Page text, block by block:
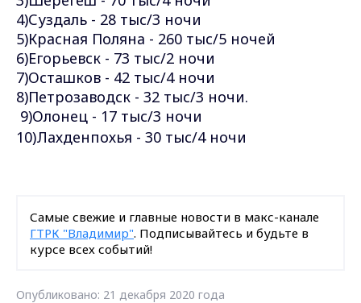
4)Суздаль - 28 тыс/3 ночи
5)Красная Поляна - 260 тыс/5 ночей
6)Егорьевск - 73 тыс/2 ночи
7)Осташков - 42 тыс/4 ночи
8)Петрозаводск - 32 тыс/3 ночи.
9)Олонец - 17 тыс/3 ночи
10)Лахденпохья - 30 тыс/4 ночи
Самые свежие и главные новости в макс-канале
ГТРК "Владимир". Подписывайтесь и будьте в
курсе всех событий!
Опубликовано: 21 декабря 2020 года